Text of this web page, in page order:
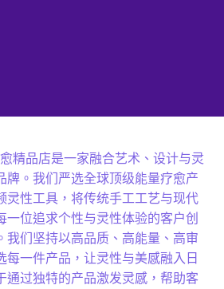
精品店是一家融合艺术、设计与灵
牌。我们严选全球顶级能量疗愈产
灵性工具，将传统手工工艺与现代
一位追求个性与灵性体验的客户创
我们坚持以高品质、高能量、高审
每一件产品，让灵性与美感融入日
通过独特的产品激发灵感，帮助客